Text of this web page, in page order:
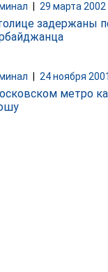
29 марта 2002
задержаны
24 ноября
метро